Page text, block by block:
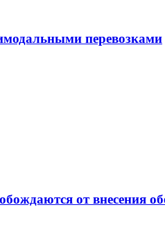
перевозками
от внесения